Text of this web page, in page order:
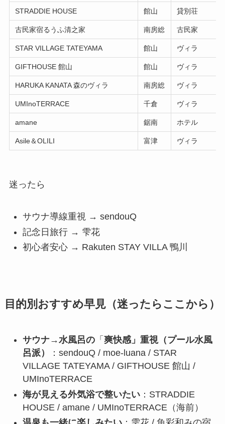
STRADDIE HOUSE 館山 貸別荘
古民家宿るうふ清之家 南房総 古民家
STAR VILLAGE TATEYAMA 館山 ヴィラ
GIFTHOUSE 館山 館山 ヴィラ
HARUKA KANATA 森のヴィラ 南房総 ヴィラ
UMInoTERRACE 千倉 ヴィラ
amane 鋸南 ホテル
Asile＆OLILI 富津 ヴィラ
迷ったら
サウナ導線重視 → sendouQ
記念日旅行 → 雫花
初心者安心 → Rakuten STAY VILLA 鴨川
目的別おすすめ早見（迷ったらここから）
サウナ→水風呂の「 爽快感」重視（プール水風
呂派）
：sendouQ / moe-luana / STAR
VILLAGE TATEYAMA / GIFTHOUSE 館山 /
UMInoTERRACE
海が見える外気浴で整いたい：STRADDIE
HOUSE / amane / UMInoTERRACE（海前）